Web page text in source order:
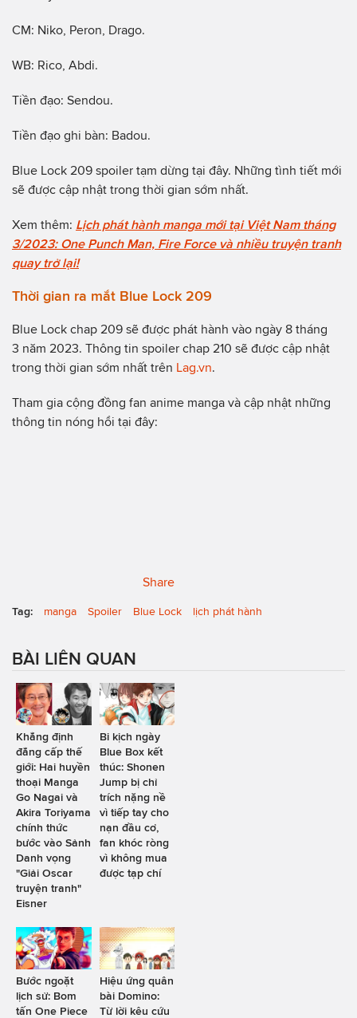
CM: Niko, Peron, Drago.
WB: Rico, Abdi.
Tiền đạo: Sendou.
Tiền đạo ghi bàn: Badou.
Blue Lock 209 spoiler tạm dừng tại đây. Những tình tiết mới
sẽ được cập nhật trong thời gian sớm nhất.
Xem thêm: Lịch phát hành manga mới tại Việt Nam tháng
3/2023: One Punch Man, Fire Force và nhiều truyện tranh
quay trở lại!
Thời gian ra mắt Blue Lock 209
Blue Lock chap 209 sẽ được phát hành vào ngày 8 tháng
3 năm 2023. Thông tin spoiler chap 210 sẽ được cập nhật
trong thời gian sớm nhất trên Lag.vn.
Tham gia cộng đồng fan anime manga và cập nhật những
thông tin nóng hổi tại đây:
Share
Tag: manga Spoiler Blue Lock lịch phát hành
BÀI LIÊN QUAN
Khẳng định
đẳng cấp thế
giới: Hai huyền
thoại Manga
Go Nagai và
Akira Toriyama
chính thức
bước vào Sảnh
Danh vọng
"Giải Oscar
truyện tranh"
Eisner
Bi kịch ngày
Blue Box kết
thúc: Shonen
Jump bị chỉ
trích nặng nề
vì tiếp tay cho
nạn đầu cơ,
fan khóc ròng
vì không mua
được tạp chí
Bước ngoặt
lịch sử: Bom
tấn One Piece
Hiệu ứng quân
bài Domino:
Từ lời kêu cứu